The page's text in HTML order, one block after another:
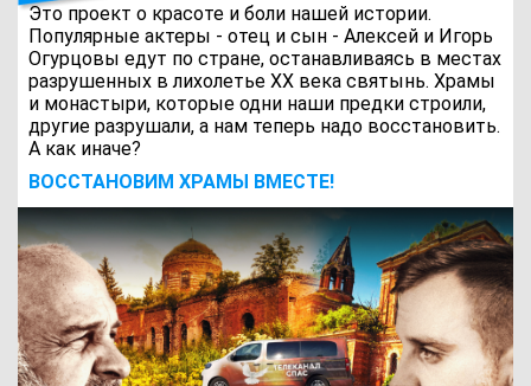
Это проект о красоте и боли нашей истории.
Популярные актеры - отец и сын - Алексей и Игорь
Огурцовы едут по стране, останавливаясь в местах
разрушенных в лихолетье ХХ века святынь. Храмы
и монастыри, которые одни наши предки строили,
другие разрушали, а нам теперь надо восстановить.
А как иначе?
ВОCСТАНОВИМ ХРАМЫ ВМЕСТЕ!